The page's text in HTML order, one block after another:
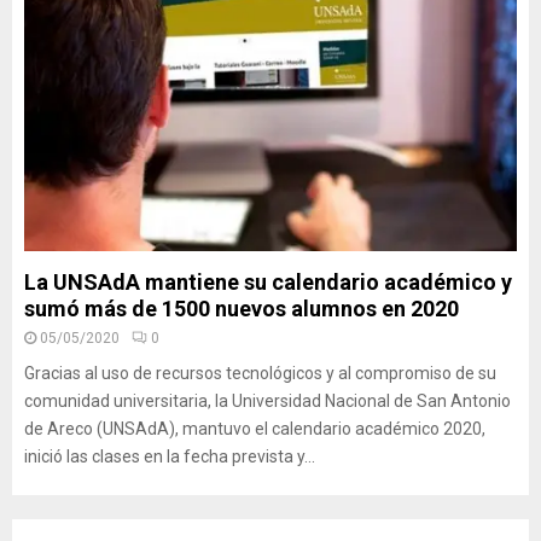
La UNSAdA mantiene su calendario académico y
sumó más de 1500 nuevos alumnos en 2020
05/05/2020 0
Gracias al uso de recursos tecnológicos y al compromiso de su
comunidad universitaria, la Universidad Nacional de San Antonio
de Areco (UNSAdA), mantuvo el calendario académico 2020,
inició las clases en la fecha prevista y...